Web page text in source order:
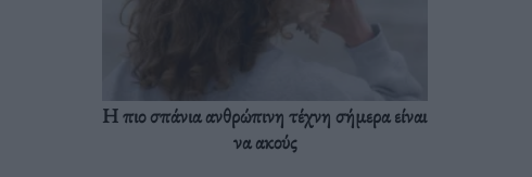
Η πιο σπάνια ανθρώπινη τέχνη σήμερα είναι
να ακούς